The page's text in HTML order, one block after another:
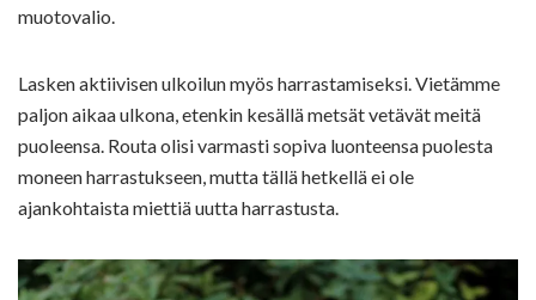
muotovalio.
Lasken aktiivisen ulkoilun myös harrastamiseksi. Vietämme
paljon aikaa ulkona, etenkin kesällä metsät vetävät meitä
puoleensa. Routa olisi varmasti sopiva luonteensa puolesta
moneen harrastukseen, mutta tällä hetkellä ei ole
ajankohtaista miettiä uutta harrastusta.